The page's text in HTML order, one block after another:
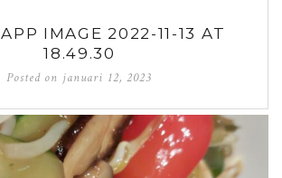
IMAGE 2022-11-13 AT
18.49.30
Posted on januari 12, 2023